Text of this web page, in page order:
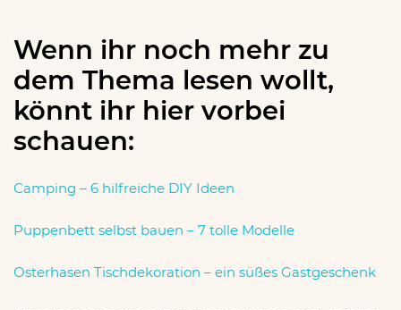
Wenn ihr noch mehr zu
dem Thema lesen wollt,
könnt ihr hier vorbei
schauen:
Camping – 6 hilfreiche DIY Ideen
Puppenbett selbst bauen – 7 tolle Modelle
Osterhasen Tischdekoration – ein süßes Gastgeschenk